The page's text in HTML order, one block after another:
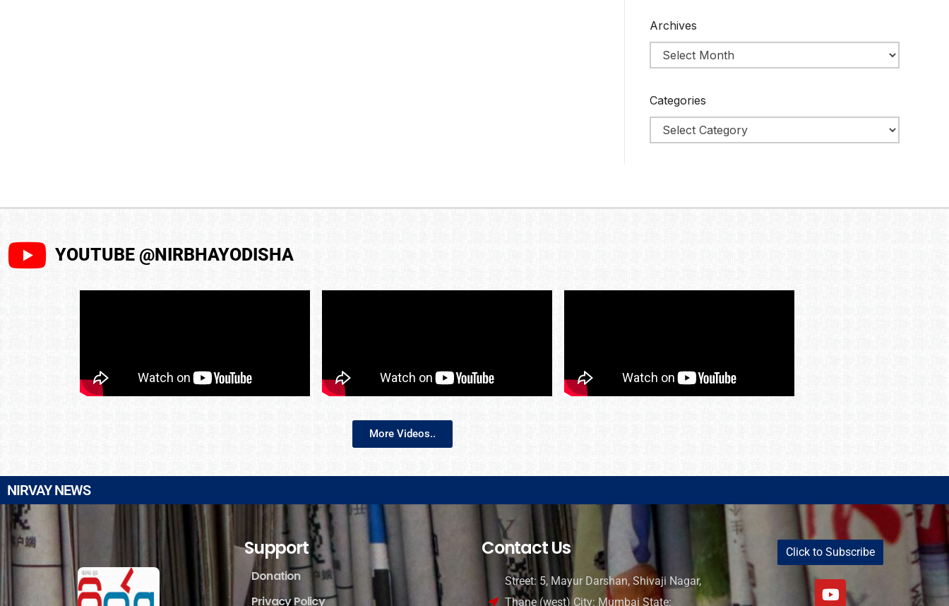
Archives
Categories
YOUTUBE @NIRBHAYODISHA
More Videos..
NIRVAY NEWS
Support
Donation
Privacy Policy
Contact Us
Street: 5, Mayur Darshan, Shivaji Nagar,
Thane (west) City: Mumbai State:
Click to Subscribe